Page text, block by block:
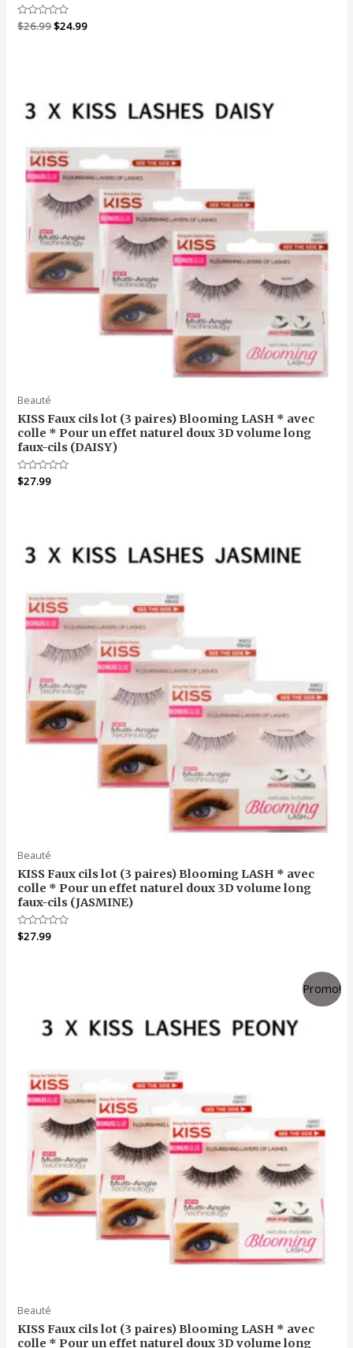
Note
0
$26.99Le
$24.99Le
Beauté
KISS Faux cils lot (3 paires) Blooming LASH * avec
colle * Pour un effet naturel doux 3D volume long
faux-cils (DAISY)
Note
0
$27.99
Beauté
KISS Faux cils lot (3 paires) Blooming LASH * avec
colle * Pour un effet naturel doux 3D volume long
faux-cils (JASMINE)
Note
0
$27.99
Promo!
Beauté
KISS Faux cils lot (3 paires) Blooming LASH * avec
colle * Pour un effet naturel doux 3D volume long